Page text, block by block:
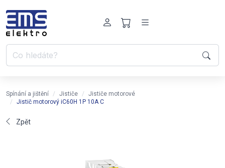
Spínání a jištění Jističe
Jističe motorové
Jistič motorový iC60H 1P 10A C
Zpět